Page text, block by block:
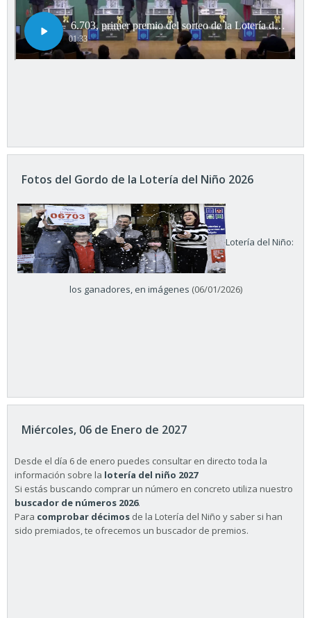
Fotos del Gordo de la Lotería del Niño 2026
Lotería del Niño:
los ganadores, en imágenes (06/01/2026)
Miércoles, 06 de Enero de 2027
Desde el día 6 de enero puedes consultar en directo toda la
información sobre la lotería del niño 2027
Si estás buscando comprar un número en concreto utiliza nuestro
buscador de números 2026.
Para comprobar décimos de la Lotería del Niño y saber si han
sido premiados, te ofrecemos un buscador de premios.